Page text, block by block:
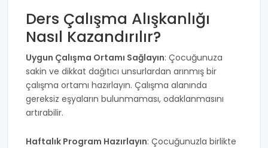
Ders Çalışma Alışkanlığı
Nasıl Kazandırılır?
Uygun Çalışma Ortamı Sağlayın: Çocuğunuza
sakin ve dikkat dağıtıcı unsurlardan arınmış bir
çalışma ortamı hazırlayın. Çalışma alanında
gereksiz eşyaların bulunmaması, odaklanmasını
artırabilir.
Haftalık Program Hazırlayın: Çocuğunuzla birlikte